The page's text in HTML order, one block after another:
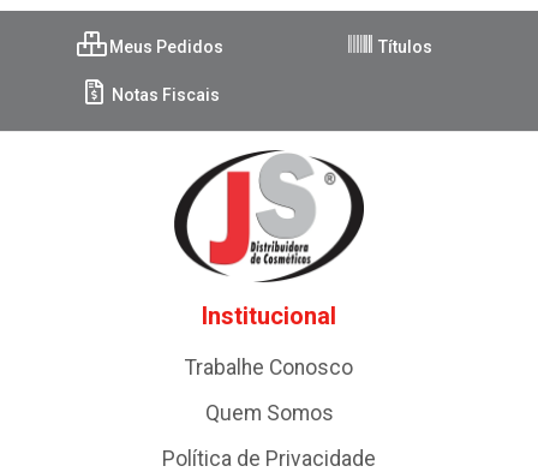
Meus Pedidos Títulos
Notas Fiscais
Institucional
Trabalhe Conosco
Quem Somos
Política de Privacidade